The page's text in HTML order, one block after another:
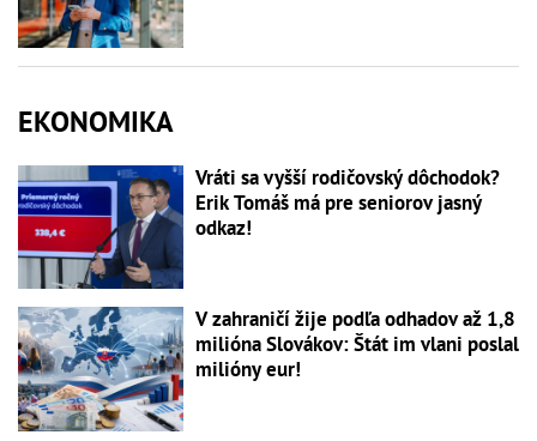
EKONOMIKA
Vráti sa vyšší rodičovský dôchodok?
Erik Tomáš má pre seniorov jasný
odkaz!
V zahraničí žije podľa odhadov až 1,8
milióna Slovákov: Štát im vlani poslal
milióny eur!